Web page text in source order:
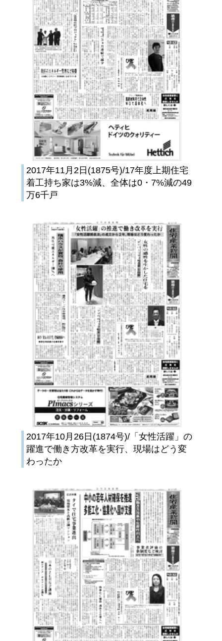
2017年11月2日(1875号)/17年度上期住宅
着工持ち家は3%減、全体は0・7%減の49
万6千戸
2017年10月26日(1874号)/「女性活躍」の
躍進で働き方改革を実行、現場はどう変
わったか